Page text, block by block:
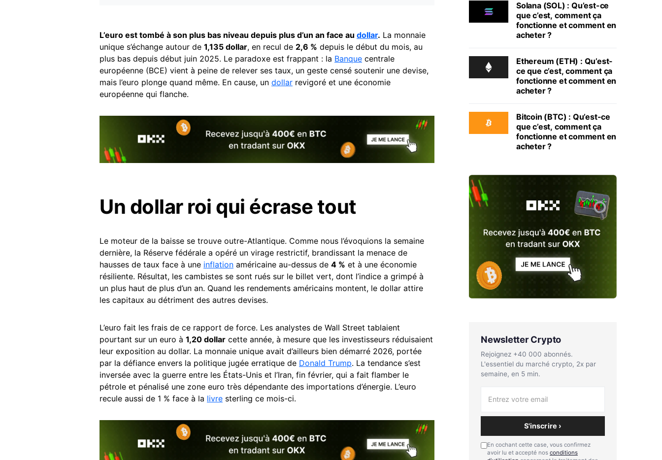
L’euro est tombé à son plus bas niveau depuis plus d’un an face au dollar. La monnaie
unique s’échange autour de 1,135 dollar, en recul de 2,6 % depuis le début du mois, au
plus bas depuis début juin 2025. Le paradoxe est frappant : la Banque centrale
européenne (BCE) vient à peine de relever ses taux, un geste censé soutenir une devise,
mais l’euro plonge quand même. En cause, un dollar revigoré et une économie
européenne qui flanche.
Un dollar roi qui écrase tout
Le moteur de la baisse se trouve outre-Atlantique. Comme nous l’évoquions la semaine
dernière, la Réserve fédérale a opéré un virage restrictif, brandissant la menace de
hausses de taux face à une inflation américaine au-dessus de 4 % et à une économie
résiliente. Résultat, les cambistes se sont rués sur le billet vert, dont l’indice a grimpé à
un plus haut de plus d’un an. Quand les rendements américains montent, le dollar attire
les capitaux au détriment des autres devises.
L’euro fait les frais de ce rapport de force. Les analystes de Wall Street tablaient
pourtant sur un euro à 1,20 dollar cette année, à mesure que les investisseurs réduisaient
leur exposition au dollar. La monnaie unique avait d’ailleurs bien démarré 2026, portée
par la défiance envers la politique jugée erratique de Donald Trump. La tendance s’est
inversée avec la guerre entre les États-Unis et l’Iran, fin février, qui a fait flamber le
pétrole et pénalisé une zone euro très dépendante des importations d’énergie. L’euro
recule aussi de 1 % face à la livre sterling ce mois-ci.
Solana (SOL) : Qu’est-ce
que c’est, comment ça
fonctionne et comment en
acheter ?
Ethereum (ETH) : Qu’est-
ce que c’est, comment ça
fonctionne et comment en
acheter ?
Bitcoin (BTC) : Qu’est-ce
que c’est, comment ça
fonctionne et comment en
acheter ?
Newsletter Crypto
Rejoignez +40 000 abonnés.
L'essentiel du marché crypto, 2x par
semaine, en 5 min.
S'inscrire ›
En cochant cette case, vous confirmez
avoir lu et accepté nos conditions